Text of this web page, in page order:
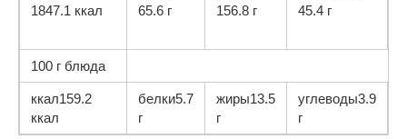
1847.1 ккал
65.6 г
156.8 г
45.4 г
100 г блюда
ккал159.2
ккал
белки5.7
г
жиры13.5
г
углеводы3.9
г